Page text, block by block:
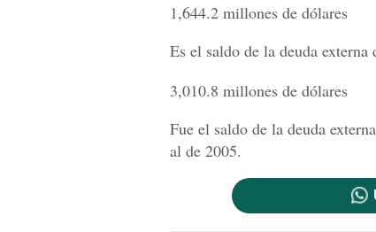
1,644.2 millones de dólares
Es el saldo de la deuda
3,010.8 millones de dólares
Fue el saldo de la deuda
al de 2005.